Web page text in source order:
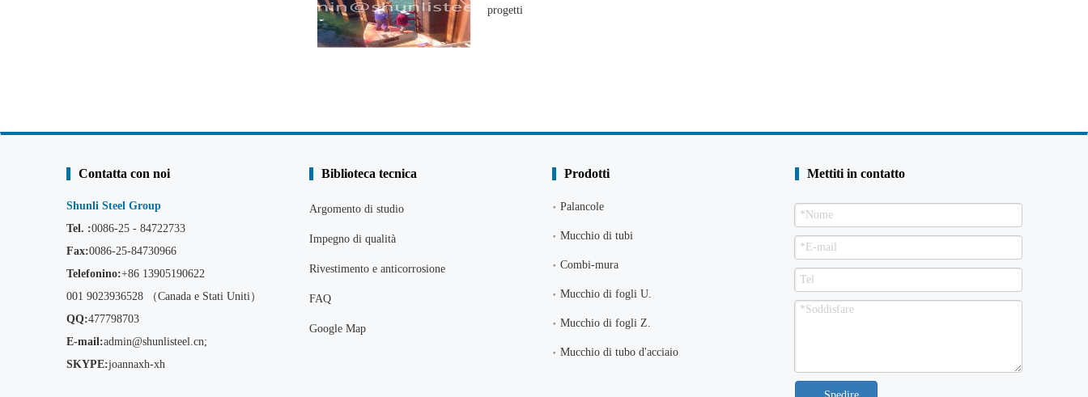
progetti
Contatta con noi
Shunli Steel Group
Tel. :0086-25 - 84722733
Fax:0086-25-84730966
Telefonino:+86 13905190622
001 9023936528 （Canada e Stati Uniti）
QQ:477798703
E-mail:admin@shunlisteel.cn;
SKYPE:joannaxh-xh
Biblioteca tecnica
Argomento di studio
Impegno di qualità
Rivestimento e anticorrosione
FAQ
Google Map
Prodotti
Palancole
Mucchio di tubi
Combi-mura
Mucchio di fogli U.
Mucchio di fogli Z.
Mucchio di tubo d'acciaio
Mettiti in contatto